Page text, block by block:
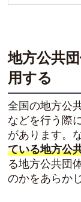
地方公共
用する
全国の地方公
などを行う際
があります。
ている地方公
る地方公共団
のかをあらか